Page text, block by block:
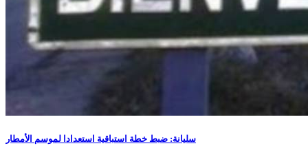
سليانة: ضبط خطة استباقية استعدادا لموسم الأمطار